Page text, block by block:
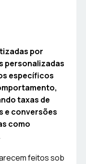
por
personalizadas
específicos
taxas de
e conversões
como
feitos sob